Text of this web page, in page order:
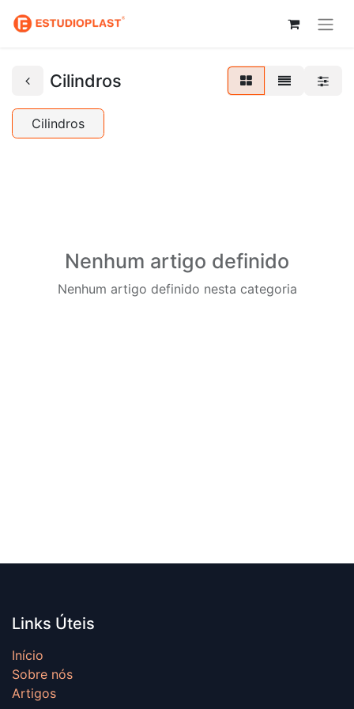
Cilindros
Cilindros
Nenhum artigo definido
Nenhum artigo definido nesta categoria
Links Úteis
Início
Sobre nós
Artigos